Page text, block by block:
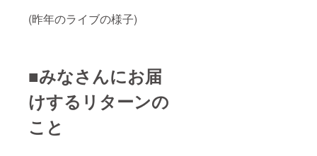
(昨年のライブの様子)
■みなさんにお届
けするリターンの
こと